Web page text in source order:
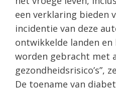
een verklaring bieden
incidentie van deze
ontwikkelde landen en
worden gebracht met
gezondheidsrisico’s”,
De toename van